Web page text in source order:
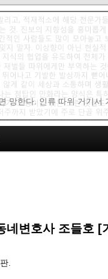
한다. 인류 따위 거기서
네변호사 조들호 [
.